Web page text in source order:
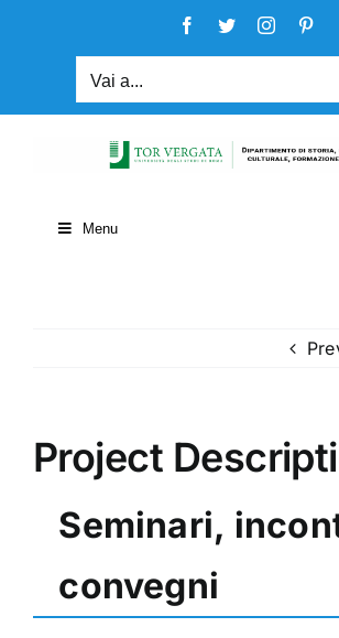
Facebook
TwitterInstagram
Vai a...
Menu
Project
Seminari,
convegni